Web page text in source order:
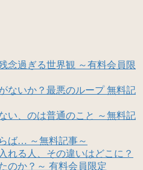
念過ぎる世界観 ～有料会員限
ないか？最悪のループ 無料記
い、のは普通のこと ～無料記
ば… ～無料記事～
れる人、その違いはどこに？
のか？～ 有料会員限定